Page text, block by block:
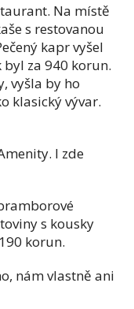
Na místě
s restovanou
kapr vyšel
za 940 korun.
vyšla by ho
klasický vývar.
I zde
s kousky
korun.
nám vlastně ani